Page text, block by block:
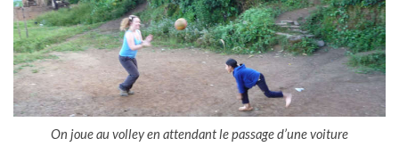
On joue au volley en attendant le passage d’une voiture